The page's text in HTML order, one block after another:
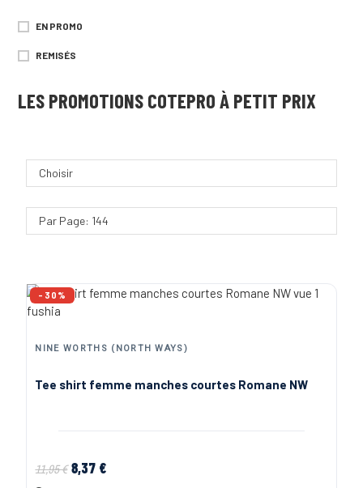
590G
658G
TAILLE ÉLASTIQUÉE
TRIPLES SURPIQÛRES
EN PROMO
REMISÉS
LES PROMOTIONS COTEPRO À PETIT PRIX
Choisir
Par Page: 144
NINE WORTHS (NORTH WAYS)
Tee shirt femme manches courtes Romane NW
11,95 € 8,37 €
-30%